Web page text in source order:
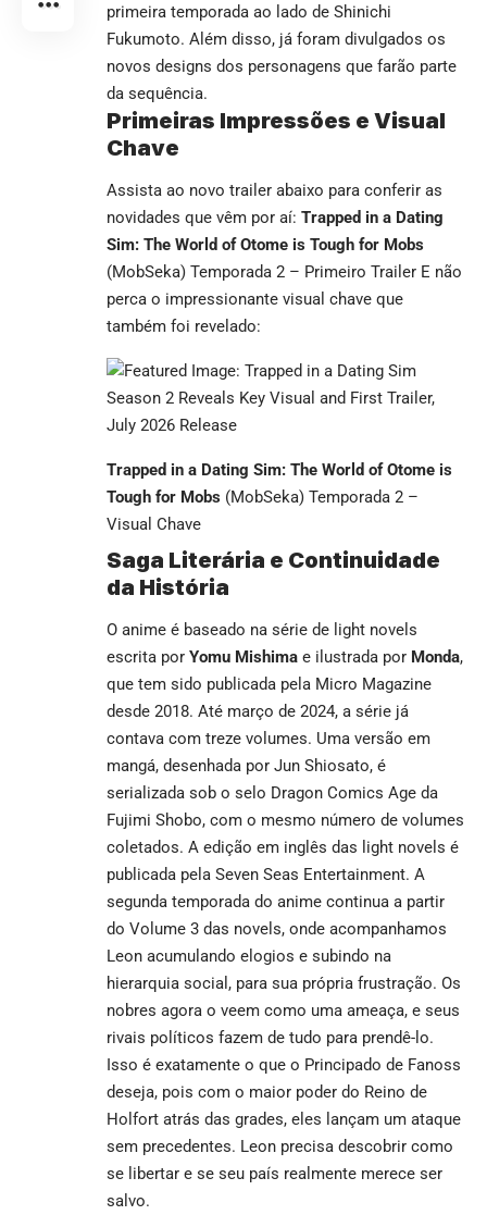
primeira temporada ao lado de Shinichi
Fukumoto. Além disso, já foram divulgados os
novos designs dos personagens que farão parte
da sequência.
Primeiras Impressões e Visual
Chave
Assista ao novo trailer abaixo para conferir as
novidades que vêm por aí: Trapped in a Dating
Sim: The World of Otome is Tough for Mobs
(MobSeka) Temporada 2 – Primeiro Trailer E não
perca o impressionante visual chave que
também foi revelado:
Trapped in a Dating Sim: The World of Otome is
Tough for Mobs (MobSeka) Temporada 2 –
Visual Chave
Saga Literária e Continuidade
da História
O anime é baseado na série de light novels
escrita por Yomu Mishima e ilustrada por Monda,
que tem sido publicada pela Micro Magazine
desde 2018. Até março de 2024, a série já
contava com treze volumes. Uma versão em
mangá, desenhada por Jun Shiosato, é
serializada sob o selo Dragon Comics Age da
Fujimi Shobo, com o mesmo número de volumes
coletados. A edição em inglês das light novels é
publicada pela Seven Seas Entertainment. A
segunda temporada do anime continua a partir
do Volume 3 das novels, onde acompanhamos
Leon acumulando elogios e subindo na
hierarquia social, para sua própria frustração. Os
nobres agora o veem como uma ameaça, e seus
rivais políticos fazem de tudo para prendê-lo.
Isso é exatamente o que o Principado de Fanoss
deseja, pois com o maior poder do Reino de
Holfort atrás das grades, eles lançam um ataque
sem precedentes. Leon precisa descobrir como
se libertar e se seu país realmente merece ser
salvo.